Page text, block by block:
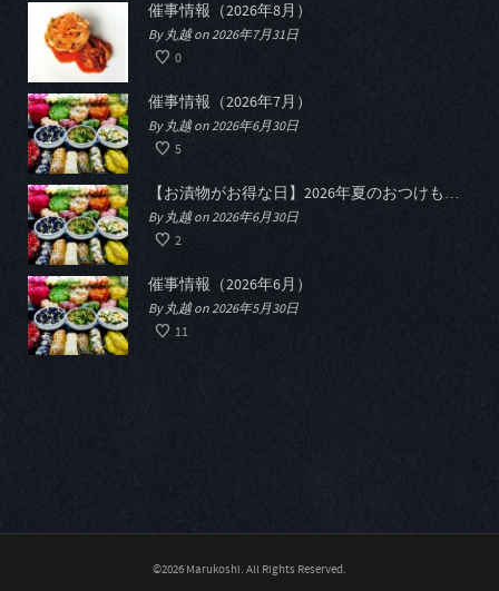
催事情報（2026年8月）
By 丸越 on 2026年7月31日
0
催事情報（2026年7月）
By 丸越 on 2026年6月30日
5
【お漬物がお得な日】2026年夏のおつけものデー開催
By 丸越 on 2026年6月30日
2
催事情報（2026年6月）
By 丸越 on 2026年5月30日
11
©2026 Marukoshi. All Rights Reserved.